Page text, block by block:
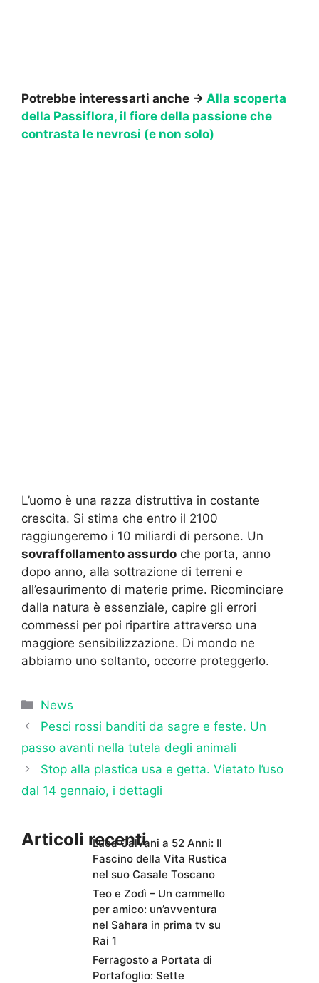
Potrebbe interessarti anche → Alla scoperta
della Passiflora, il fiore della passione che
contrasta le nevrosi (e non solo)
L’uomo è una razza distruttiva in costante
crescita. Si stima che entro il 2100
raggiungeremo i 10 miliardi di persone. Un
sovraffollamento assurdo che porta, anno
dopo anno, alla sottrazione di terreni e
all’esaurimento di materie prime. Ricominciare
dalla natura è essenziale, capire gli errori
commessi per poi ripartire attraverso una
maggiore sensibilizzazione. Di mondo ne
abbiamo uno soltanto, occorre proteggerlo.
Categorie
News
Pesci rossi banditi da sagre e feste. Un
passo avanti nella tutela degli animali
Stop alla plastica usa e getta. Vietato l’uso
dal 14 gennaio, i dettagli
Articoli recentiLuca Calvani a 52 Anni: Il
Fascino della Vita Rustica
nel suo Casale Toscano
Teo e Zodì – Un cammello
per amico: un’avventura
nel Sahara in prima tv su
Rai 1
Ferragosto a Portata di
Portafoglio: Sette